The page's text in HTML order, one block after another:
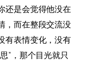
还是会觉得他没在
，而在整段交流没
有表情变化，没有
”，那个目光就只